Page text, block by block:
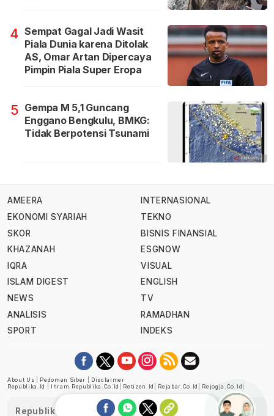
4 Sempat Gagal Jadi Wasit
Piala Dunia karena Ditolak
AS, Omar Artan Dipercaya
Pimpin Piala Super Eropa
5 Gempa M 5,1 Guncang
Enggano Bengkulu, BMKG:
Tidak Berpotensi Tsunami
AMEERA
EKONOMI SYARIAH
SKOR
KHAZANAH
IQRA
ISLAM DIGEST
NEWS
ANALISIS
SPORT
INTERNASIONAL
TEKNO
BISNIS FINANSIAL
ESGNOW
VISUAL
ENGLISH
TV
RAMADHAN
INDEKS
About Us Pedoman Siber
Disclaimer
Republika.id
Ihram.republika.co.id Retizen.id Rejabar.co.id Rejogja.co.id
Republika telah diverifikasi oleh Dewan Pers